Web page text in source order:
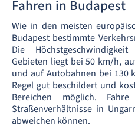
Fahren in Budapest
Wie in den meisten
Budapest bestimmte
Die
Gebieten liegt bei 50 km/h,
und auf Autobahnen bei 130
Regel gut beschildert und
Bereichen möglich.
Straßenverhältnisse in
abweichen können.